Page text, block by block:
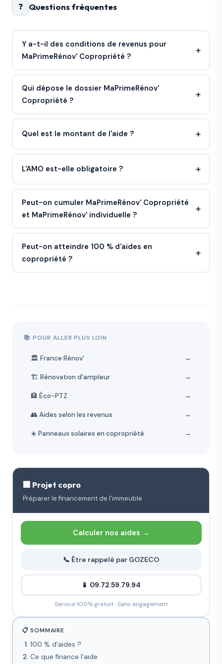
❓ Questions fréquentes
Y a-t-il des conditions de revenus pour
MaPrimeRénov' Copropriété ?
Qui dépose le dossier MaPrimeRénov'
Copropriété ?
Quel est le montant de l'aide ?
L'AMO est-elle obligatoire ?
Peut-on cumuler MaPrimeRénov' Copropriété
et MaPrimeRénov' individuelle ?
Peut-on atteindre 100 % d'aides en
copropriété ?
📚 POUR ALLER PLUS LOIN
🏛️ France Rénov' →
🏗️ Rénovation d'ampleur →
🏦 Éco-PTZ →
👥 Aides selon les revenus →
☀️ Panneaux solaires en copropriété →
🏢 Projet copro
Préparer le financement de l'immeuble
Calculer nos aides →
📞 Être rappelé par GOZECO
📱 09.72.59.79.94
Service 100% gratuit · Sans engagement
📋 SOMMAIRE
100 % d'aides ?
Ce que finance l'aide